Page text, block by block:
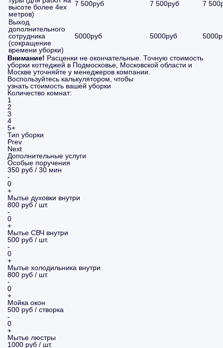
высоте более 4ех
метров)
7 500руб 7 500руб 7
Выход
дополнительного
сотрудника
(сокращение
времени уборки)
5000руб 5000руб
Внимание! Расценки не окончательные. Точную стоимость
уборки коттеджей в Подмосковье, Московской области и
Москве уточняйте у менеджеров компании.
Воспользуйтесь калькулятором, чтобы
узнать стоимость вашей уборки
Количество комнат:
1
2
3
4
5+
Тип уборки
Prev
Next
Дополнительные услуги
Особые поручения
350 руб / 30 мин
-
0
+
Мытье духовки внутри
800 руб / шт.
-
0
+
Мытье СВЧ внутри
500 руб / шт.
-
0
+
Мытье холодильника внутри
800 руб / шт.
-
0
+
Мойка окон
500 руб / створка
-
0
+
Мытье люстры
1000 руб / шт.